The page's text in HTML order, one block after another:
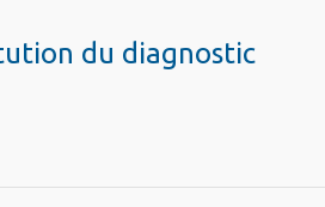
du diagnostic